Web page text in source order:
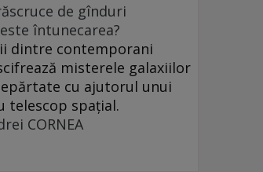
de gînduri
întunecarea?
dintre contemporani
misterele galaxiilor
cu ajutorul unui
telescop spațial.
CORNEA